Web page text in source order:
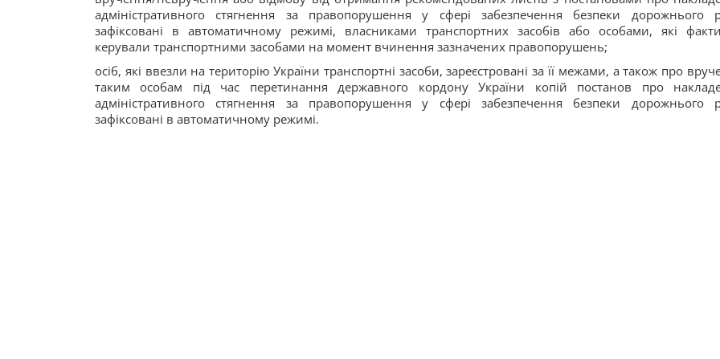
адміністративного стягнення за правопорушення у сфері забезпечення безпеки дорожнього
зафіксовані в автоматичному режимі, власниками транспортних засобів або особами, які
керували транспортними засобами на момент вчинення зазначених правопорушень;
осіб, які ввезли на територію України транспортні засоби, зареєстровані за її межами, а також про
таким особам під час перетинання державного кордону України копій постанов про
адміністративного стягнення за правопорушення у сфері забезпечення безпеки дорожнього
зафіксовані в автоматичному режимі.